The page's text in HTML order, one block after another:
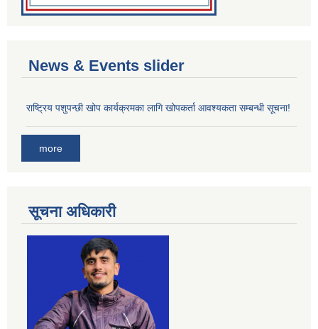
News & Events slider
राष्ट्रिय पशुपन्छी खोप कार्यक्रमका लागि खोपकर्ता आवश्यकता सम्बन्धी सूचना!
more
सूचना अधिकारी